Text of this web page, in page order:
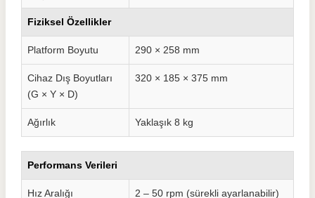
Fiziksel Özellikler
Platform Boyutu 290 × 258 mm
Cihaz Dış Boyutları
(G × Y × D)
320 × 185 × 375 mm
Ağırlık Yaklaşık 8 kg
Performans Verileri
Hız Aralığı 2 – 50 rpm (sürekli ayarlanabilir)